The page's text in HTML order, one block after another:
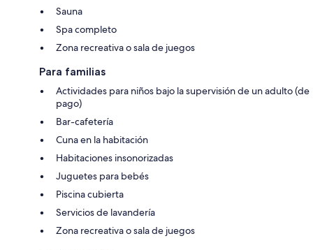
Sauna
Spa completo
Zona recreativa o sala de juegos
Para familias
Actividades para niños bajo la supervisión de un adulto (de
pago)
Bar-cafetería
Cuna en la habitación
Habitaciones insonorizadas
Juguetes para bebés
Piscina cubierta
Servicios de lavandería
Zona recreativa o sala de juegos